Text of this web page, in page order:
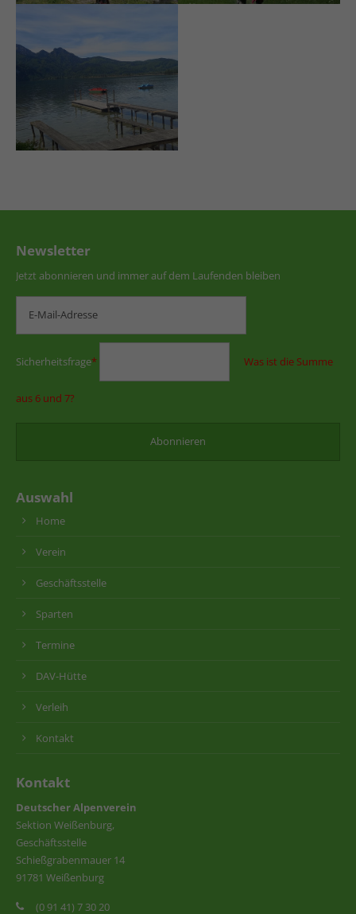
Newsletter
Jetzt abonnieren und immer auf dem Laufenden bleiben
Sicherheitsfrage* Was ist die Summe
aus 6 und 7?
Auswahl
Home
Verein
Geschäftsstelle
Sparten
Termine
DAV-Hütte
Verleih
Kontakt
Kontakt
Deutscher Alpenverein
Sektion Weißenburg,
Geschäftsstelle
Schießgrabenmauer 14
91781 Weißenburg
(0 91 41) 7 30 20